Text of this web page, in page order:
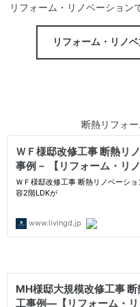
リフォーム・リノベーション
リフォーム・リノ
断熱リフォ